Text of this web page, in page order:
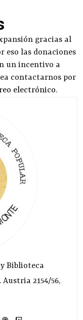
gracias al
eso las donaciones
un incentivo a
contactarnos por
electrónico.
Biblioteca
2154/56,